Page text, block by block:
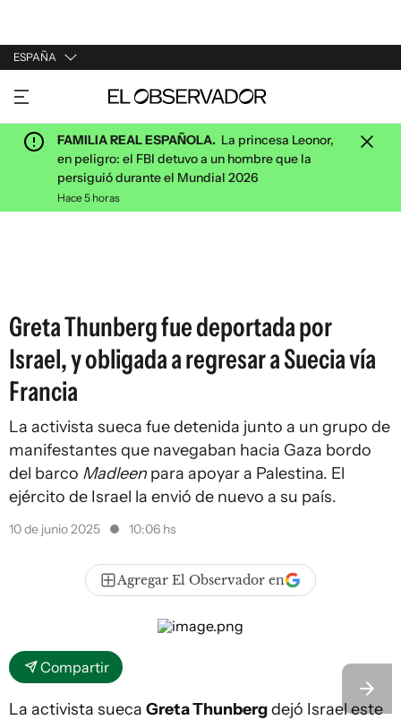
ESPAÑA
URUGUAY
ARGENTINA
ESPAÑA
ESTADOS UNIDOS
FAMILIA REAL ESPAÑOLA. La princesa Leonor,
en peligro: el FBI detuvo a un hombre que la
persiguió durante el Mundial 2026
Hace 5 horas
Greta Thunberg fue deportada por
Israel, y obligada a regresar a Suecia vía
Francia
La activista sueca fue detenida junto a un grupo de
manifestantes que navegaban hacia Gaza bordo
del barco Madleenpara apoyar a Palestina. El
ejército de Israel la envió de nuevo a su país.
10 de junio 2025 10:06 hs
Agregar El Observador en
Compartir
La activista sueca Greta Thunbergdejó Israel este